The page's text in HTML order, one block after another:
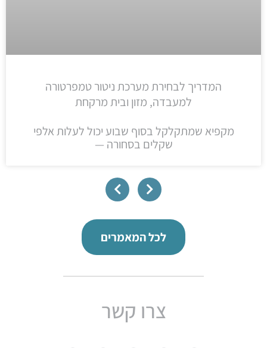
המדריך לבחירת מערכת ניטור טמפרטורה
למעבדה, מזון ובית מרקחת
מקפיא שמתקלקל בסוף שבוע יכול לעלות אלפי
שקלים בסחורה —
לכל המאמרים
צרו קשר